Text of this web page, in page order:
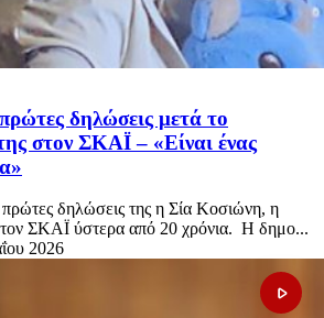
δηλώσεις μετά το
στον ΣΚΑΪ – «Είναι ένας
πρώτες δηλώσεις της η Σία Κοσιώνη, η
ΣΚΑΪ ύστερα από 20 χρόνια. Η δημο...
2026